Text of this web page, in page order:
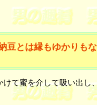
豆とは縁もゆかりも
蜜を介して吸い出し